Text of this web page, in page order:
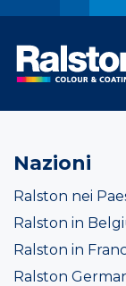
Nazioni
Ralston nei
Ralston in
Ralston in
Ralston